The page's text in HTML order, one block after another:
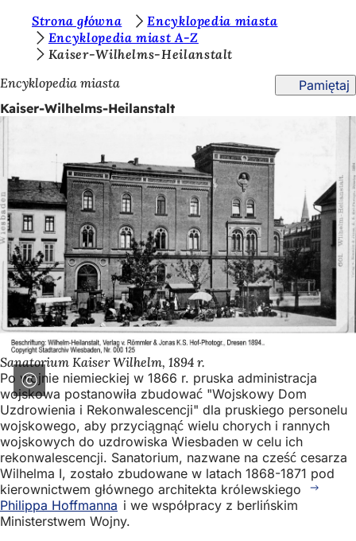
Przejdź do treści
s
t
e
t
u
t
a
Strona główna
Encyklopedia miasta
Encyklopedia miast A-Z
Kaiser-Wilhelms-Heilanstalt
Encyklopedia miasta
Pamiętaj
Kaiser-Wilhelms-Heilanstalt
Sanatorium Kaiser Wilhelm, 1894 r.
Po wojnie niemieckiej w 1866 r. pruska administracja
wojskowa postanowiła zbudować "Wojskowy Dom
Uzdrowienia i Rekonwalescencji" dla pruskiego personelu
wojskowego, aby przyciągnąć wielu chorych i rannych
wojskowych do uzdrowiska Wiesbaden w celu ich
rekonwalescencji. Sanatorium, nazwane na cześć cesarza
Wilhelma I, zostało zbudowane w latach 1868-1871 pod
kierownictwem głównego architekta królewskiego
Philippa Hoffmanna i we współpracy z berlińskim
Ministerstwem Wojny.